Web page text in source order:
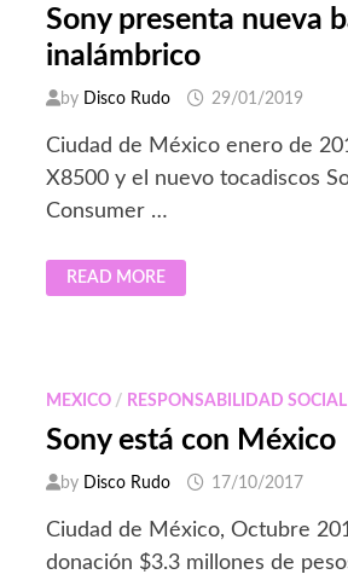
Sony presenta nueva
inalámbrico
by Disco Rudo 29/01/2019
Ciudad de México enero de
X8500 y el nuevo tocadiscos
Consumer …
SONY
PRESENTA
INALÁMBRICO
READ MORE
MEXICO / RESPONSABILIDAD SOCIAL
Sony está con México
by Disco Rudo 17/10/2017
Ciudad de México, Octubre
donación $3.3 millones de